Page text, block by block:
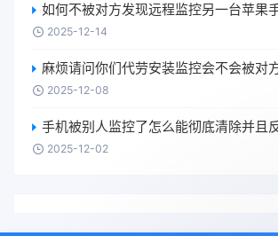
如何不被对方发现远程监控另一台苹果
2025-12-14
麻烦请问你们代劳安装监控会不会被对
2025-12-08
手机被别人监控了怎么能彻底清除并且反监
2025-12-02